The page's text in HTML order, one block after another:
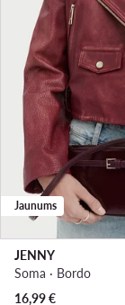
Jaunums
JENNY
Soma · Bordo
16,99€